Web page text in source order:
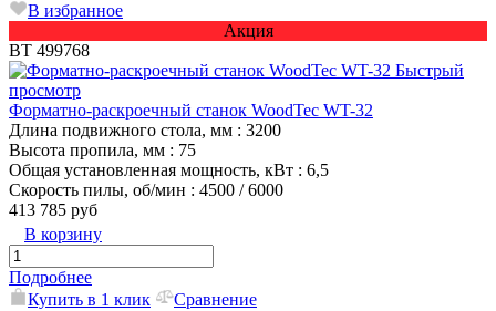
В избранное
Акция
ВТ 499768
Быстрый
просмотр
Форматно-раскроечный станок WoodTec WT-32
Длина подвижного стола, мм : 3200
Высота пропила, мм : 75
Общая установленная мощность, кВт : 6,5
Скорость пилы, об/мин : 4500 / 6000
413 785 руб
В корзину
Подробнее
Купить в 1 клик
Сравнение